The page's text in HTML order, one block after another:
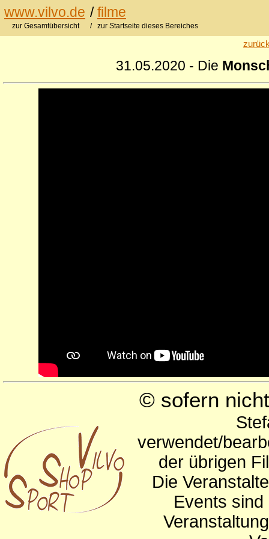
www.vilvo.de /filme
zur Gesamtübersicht / zur Startseite dieses Bereiches
31.05.2020 - Die
© sofern
verwendet/
der übrigen
Die
Events